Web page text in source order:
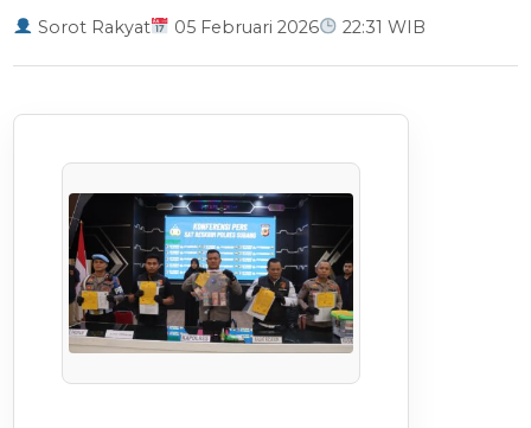
Sorot Rakyat 05 Februari 2026 22:31 WIB